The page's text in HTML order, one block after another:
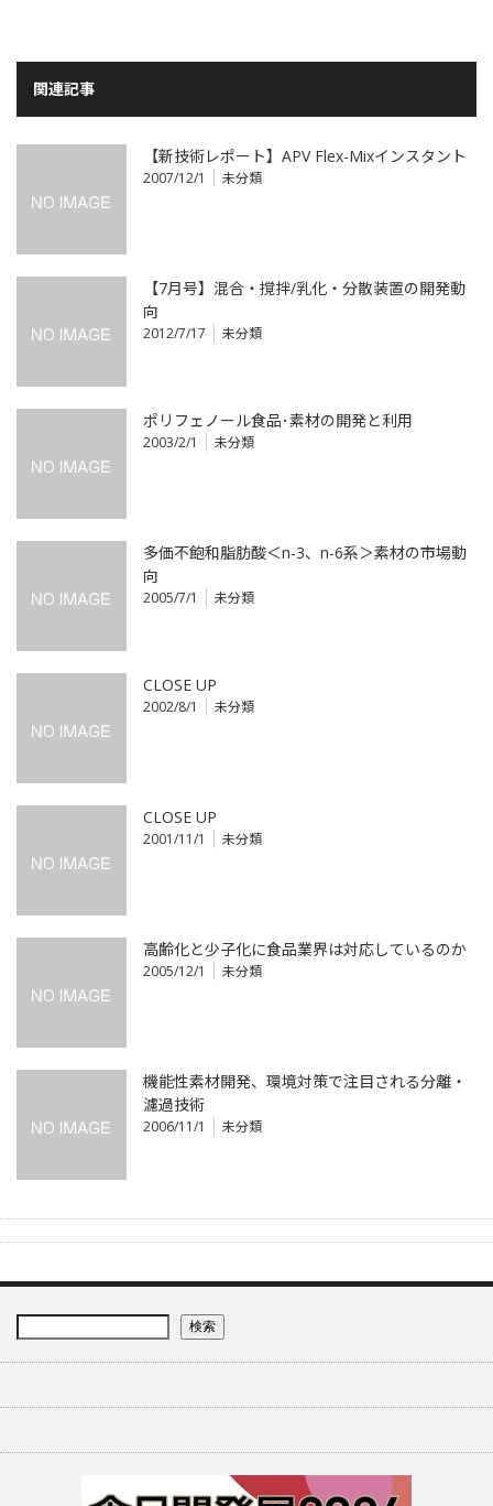
関連記事
【新技術レポート】APV Flex-Mixインスタント
2007/12/1 未分類
【7月号】混合・撹拌/乳化・分散装置の開発動
向
2012/7/17 未分類
ポリフェノール食品･素材の開発と利用
2003/2/1 未分類
多価不飽和脂肪酸＜n-3、n-6系＞素材の市場動
向
2005/7/1 未分類
CLOSE UP
2002/8/1 未分類
CLOSE UP
2001/11/1 未分類
高齢化と少子化に食品業界は対応しているのか
2005/12/1 未分類
機能性素材開発、環境対策で注目される分離・
濾過技術
2006/11/1 未分類
検索